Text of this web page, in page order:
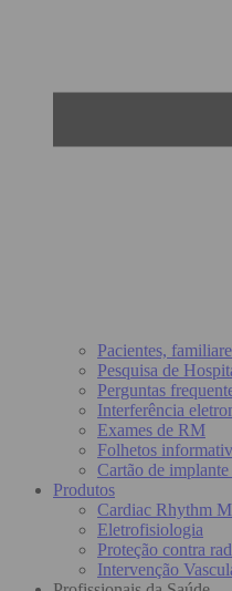
Pacientes,
Pesquisa de
Perguntas
Interferência
Exames de RM
Folhetos
Cartão de
Produtos
Cardiac Rhythm
Eletrofisiologia
Proteção contra
Intervenção